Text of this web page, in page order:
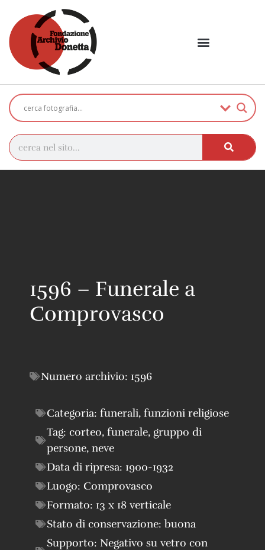
1596 – Funerale a
Comprovasco
Numero archivio: 1596
Categoria: funerali, funzioni religiose
Tag: corteo, funerale, gruppo di
persone, neve
Data di ripresa: 1900-1932
Luogo: Comprovasco
Formato: 13 x 18 verticale
Stato di conservazione: buona
Supporto: Negativo su vetro con